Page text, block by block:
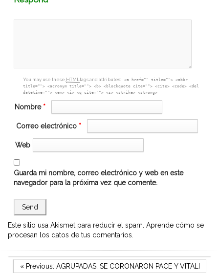
box
You may use these HTML tags and attributes:
<a href="" title=""> <abbr
title=""> <acronym title=""> <b> <blockquote cite=""> <cite> <code> <del
datetime=""> <em> <i> <q cite=""> <s> <strike> <strong>
Nombre *
Correo electrónico *
Web
Guarda mi nombre, correo electrónico y web en este
navegador para la próxima vez que comente.
Este sitio usa Akismet para reducir el spam. Aprende cómo se
procesan los datos de tus comentarios.
Navegación
Previous Post
« Previous: AGRUPADAS: SE CORONARON PACE Y VITALI